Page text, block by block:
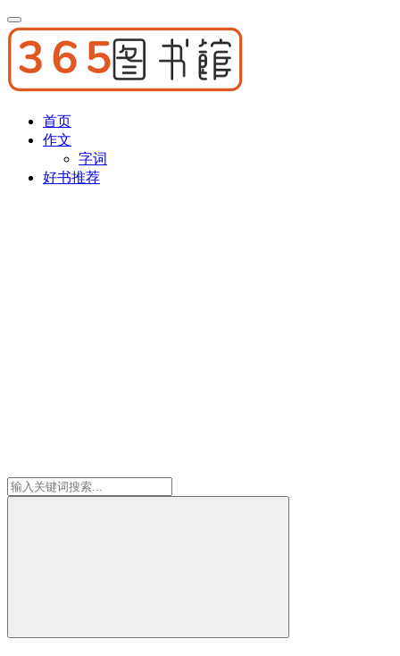
首页
作文
字词
好书推荐